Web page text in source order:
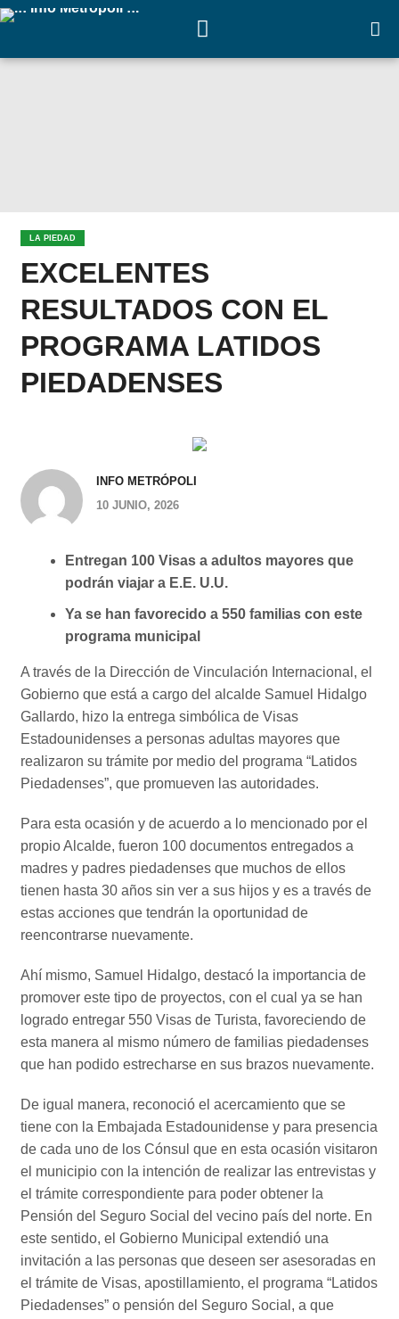
LA PIEDAD
EXCELENTES
RESULTADOS CON EL
PROGRAMA LATIDOS
PIEDADENSES
INFO METRÓPOLI
10 JUNIO, 2026
Entregan 100 Visas a adultos mayores que
podrán viajar a E.E. U.U.
Ya se han favorecido a 550 familias con este
programa municipal
A través de la Dirección de Vinculación Internacional, el
Gobierno que está a cargo del alcalde Samuel Hidalgo
Gallardo, hizo la entrega simbólica de Visas
Estadounidenses a personas adultas mayores que
realizaron su trámite por medio del programa “Latidos
Piedadenses”, que promueven las autoridades.
Para esta ocasión y de acuerdo a lo mencionado por el
propio Alcalde, fueron 100 documentos entregados a
madres y padres piedadenses que muchos de ellos
tienen hasta 30 años sin ver a sus hijos y es a través de
estas acciones que tendrán la oportunidad de
reencontrarse nuevamente.
Ahí mismo, Samuel Hidalgo, destacó la importancia de
promover este tipo de proyectos, con el cual ya se han
logrado entregar 550 Visas de Turista, favoreciendo de
esta manera al mismo número de familias piedadenses
que han podido estrecharse en sus brazos nuevamente.
De igual manera, reconoció el acercamiento que se
tiene con la Embajada Estadounidense y para presencia
de cada uno de los Cónsul que en esta ocasión visitaron
el municipio con la intención de realizar las entrevistas y
el trámite correspondiente para poder obtener la
Pensión del Seguro Social del vecino país del norte. En
este sentido, el Gobierno Municipal extendió una
invitación a las personas que deseen ser asesoradas en
el trámite de Visas, apostillamiento, el programa “Latidos
Piedadenses” o pensión del Seguro Social, a que